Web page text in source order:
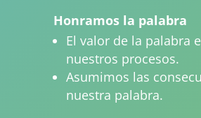
Honramos la palabra
El valor de la palabra
nuestros procesos.
Asumimos las
nuestra palabra.